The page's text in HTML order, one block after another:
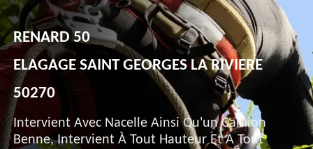
RENARD 50
ELAGAGE SAINT GEORGES LA RIVIERE
50270
Intervient Avec Nacelle Ainsi Qu'un Camion
Benne, Intervient À Tout Hauteur Et A Tout